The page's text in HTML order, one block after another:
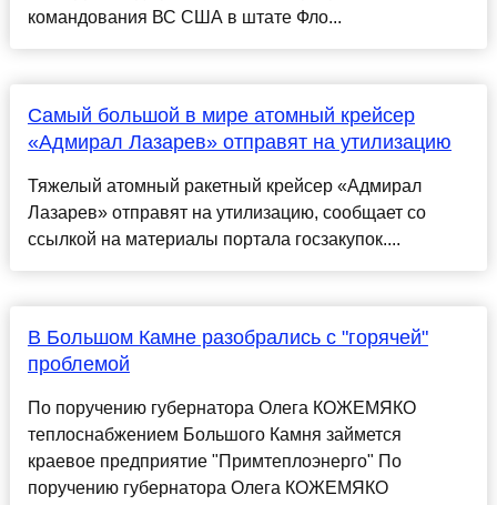
командования ВС США в штате Фло...
Самый большой в мире атомный крейсер
«Адмирал Лазарев» отправят на утилизацию
Тяжелый атомный ракетный крейсер «Адмирал
Лазарев» отправят на утилизацию, сообщает со
ссылкой на материалы портала госзакупок....
В Большом Камне разобрались с "горячей"
проблемой
По поручению губернатора Олега КОЖЕМЯКО
теплоснабжением Большого Камня займется
краевое предприятие "Примтеплоэнерго" По
поручению губернатора Олега КОЖЕМЯКО